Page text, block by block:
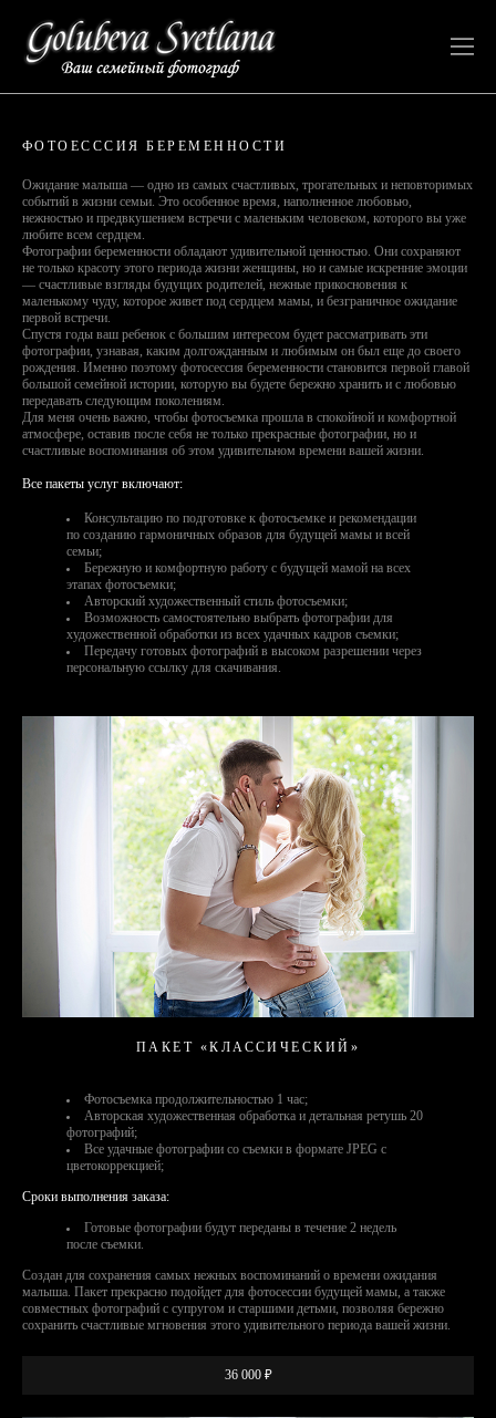
ФОТОЕСССИЯ БЕРЕМЕННОСТИ
Ожидание малыша — одно из самых счастливых, трогательных и неповторимых
событий в жизни семьи. Это особенное время, наполненное любовью,
нежностью и предвкушением встречи с маленьким человеком, которого вы уже
любите всем сердцем.
Фотографии беременности обладают удивительной ценностью. Они сохраняют
не только красоту этого периода жизни женщины, но и самые искренние эмоции
— счастливые взгляды будущих родителей, нежные прикосновения к
маленькому чуду, которое живет под сердцем мамы, и безграничное ожидание
первой встречи.
Спустя годы ваш ребенок с большим интересом будет рассматривать эти
фотографии, узнавая, каким долгожданным и любимым он был еще до своего
рождения. Именно поэтому фотосессия беременности становится первой главой
большой семейной истории, которую вы будете бережно хранить и с любовью
передавать следующим поколениям.
Для меня очень важно, чтобы фотосъемка прошла в спокойной и комфортной
атмосфере, оставив после себя не только прекрасные фотографии, но и
счастливые воспоминания об этом удивительном времени вашей жизни.
Все пакеты услуг включают:
Консультацию по подготовке к фотосъемке и рекомендации
по созданию гармоничных образов для будущей мамы и всей
семьи;
Бережную и комфортную работу с будущей мамой на всех
этапах фотосъемки;
Авторский художественный стиль фотосъемки;
Возможность самостоятельно выбрать фотографии для
художественной обработки из всех удачных кадров съемки;
Передачу готовых фотографий в высоком разрешении через
персональную ссылку для скачивания.
ПАКЕТ «КЛАССИЧЕСКИЙ»
Фотосъемка продолжительностью 1 час;
Авторская художественная обработка и детальная ретушь 20
фотографий;
Все удачные фотографии со съемки в формате JPEG с
цветокоррекцией;
Сроки выполнения заказа:
Готовые фотографии будут переданы в течение 2 недель
после съемки.
Создан для сохранения самых нежных воспоминаний о времени ожидания
малыша. Пакет прекрасно подойдет для фотосессии будущей мамы, а также
совместных фотографий с супругом и старшими детьми, позволяя бережно
сохранить счастливые мгновения этого удивительного периода вашей жизни.
36 000 ₽